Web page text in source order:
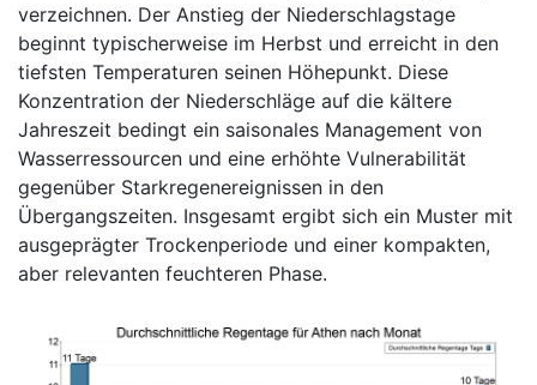
verzeichnen. Der Anstieg der Niederschlagstage
beginnt typischerweise im Herbst und erreicht in den
tiefsten Temperaturen seinen Höhepunkt. Diese
Konzentration der Niederschläge auf die kältere
Jahreszeit bedingt ein saisonales Management von
Wasserressourcen und eine erhöhte Vulnerabilität
gegenüber Starkregenereignissen in den
Übergangszeiten. Insgesamt ergibt sich ein Muster mit
ausgeprägter Trockenperiode und einer kompakten,
aber relevanten feuchteren Phase.